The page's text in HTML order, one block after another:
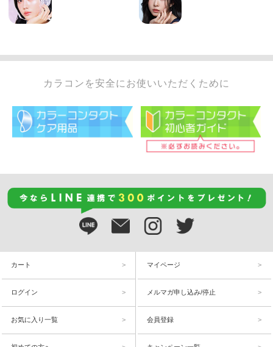
カラコンを安全にお使いいただくために
カート マイページ
ログイン メルマガ申し込み/停止
お気に入り一覧 会員登録